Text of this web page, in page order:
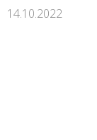
14.10.2022